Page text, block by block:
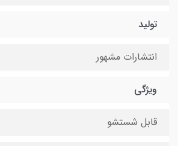
تولید
انتشارات مشهور
ویژگی
قابل شستشو